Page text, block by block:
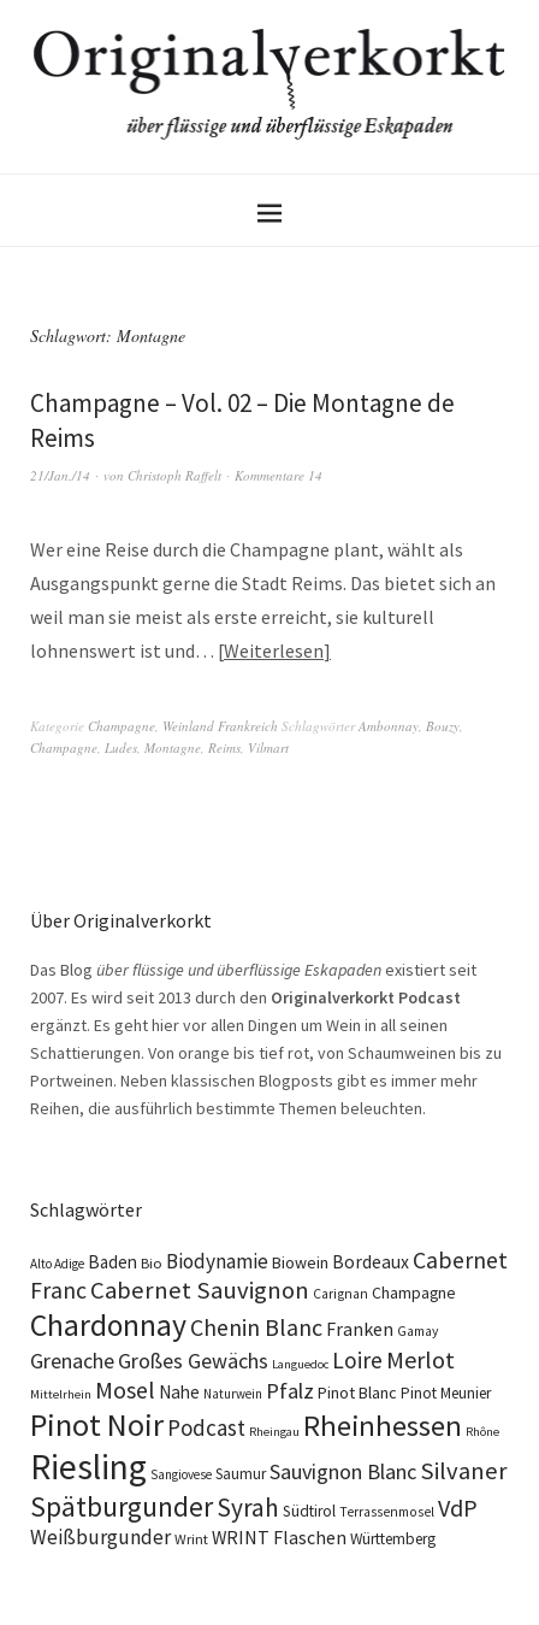
Schlagwort: Montagne
Champagne – Vol. 02 – Die Montagne de
Reims
21/Jan./14 von Christoph Raffelt Kommentare 14
Wer eine Reise durch die Champagne plant, wählt als
Ausgangspunkt gerne die Stadt Reims. Das bietet sich an
weil man sie meist als erste erreicht, sie kulturell
lohnenswert ist und… Weiterlesen
Kategorie Champagne Weinland Frankreich SchlagwörterAmbonnay Bouzy
Champagne Ludes Montagne Reims Vilmart
Über Originalverkorkt
Das Blog über flüssige und überflüssige Eskapadenexistiert seit
2007. Es wird seit 2013 durch den Originalverkorkt Podcast
ergänzt. Es geht hier vor allen Dingen um Wein in all seinen
Schattierungen. Von orange bis tief rot, von Schaumweinen bis zu
Portweinen. Neben klassischen Blogposts gibt es immer mehr
Reihen, die ausführlich bestimmte Themen beleuchten.
Schlagwörter
Alto Adige Baden Bio BiodynamieBiowein Bordeaux Cabernet
FrancCabernet Sauvignon Carignan Champagne
ChardonnayChenin Blanc Franken Gamay
GrenacheGroßes Gewächs Languedoc Loire Merlot
Mittelrhein Mosel Nahe Naturwein Pfalz Pinot Blanc Pinot Meunier
Pinot Noir Podcast Rheingau Rheinhessen Rhône
Riesling Sangiovese SaumurSauvignon BlancSilvaner
SpätburgunderSyrah Südtirol Terrassenmosel VdP
Weißburgunder Wrint WRINT Flaschen Württemberg